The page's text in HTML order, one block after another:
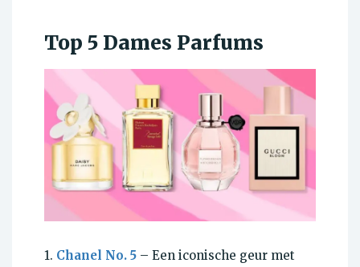
Top 5 Dames Parfums
1. Chanel No. 5 – Een iconische geur met